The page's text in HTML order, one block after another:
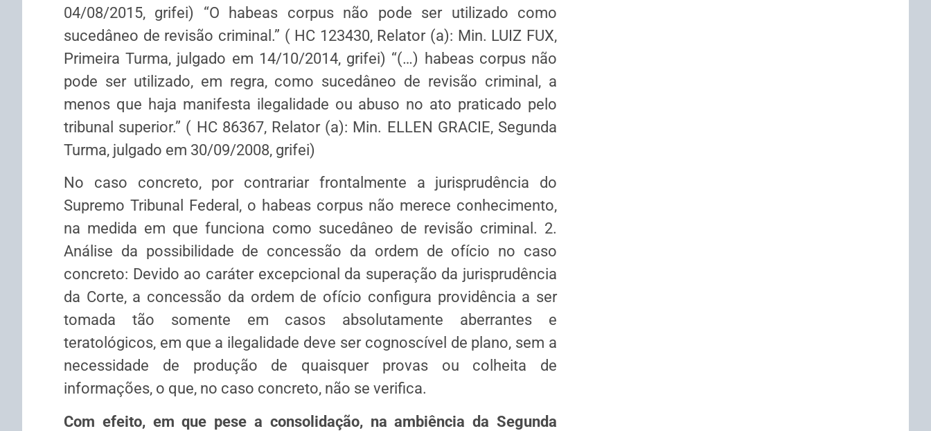
04/08/2015, grifei) “O habeas corpus não pode ser utilizado como
sucedâneo de revisão criminal.” ( HC 123430, Relator (a): Min. LUIZ FUX,
Primeira Turma, julgado em 14/10/2014, grifei) “(…) habeas corpus não
pode ser utilizado, em regra, como sucedâneo de revisão criminal, a
menos que haja manifesta ilegalidade ou abuso no ato praticado pelo
tribunal superior.” ( HC 86367, Relator (a): Min. ELLEN GRACIE, Segunda
Turma, julgado em 30/09/2008, grifei)
No caso concreto, por contrariar frontalmente a jurisprudência do
Supremo Tribunal Federal, o habeas corpus não merece conhecimento,
na medida em que funciona como sucedâneo de revisão criminal. 2.
Análise da possibilidade de concessão da ordem de ofício no caso
concreto: Devido ao caráter excepcional da superação da jurisprudência
da Corte, a concessão da ordem de ofício configura providência a ser
tomada tão somente em casos absolutamente aberrantes e
teratológicos, em que a ilegalidade deve ser cognoscível de plano, sem a
necessidade de produção de quaisquer provas ou colheita de
informações, o que, no caso concreto, não se verifica.
Com efeito, em que pese a consolidação, na ambiência da Segunda